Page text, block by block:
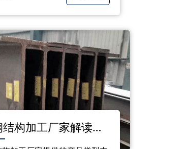
来的发展中，工字钢将继续发
优势
构加工厂家解读：
产品选择